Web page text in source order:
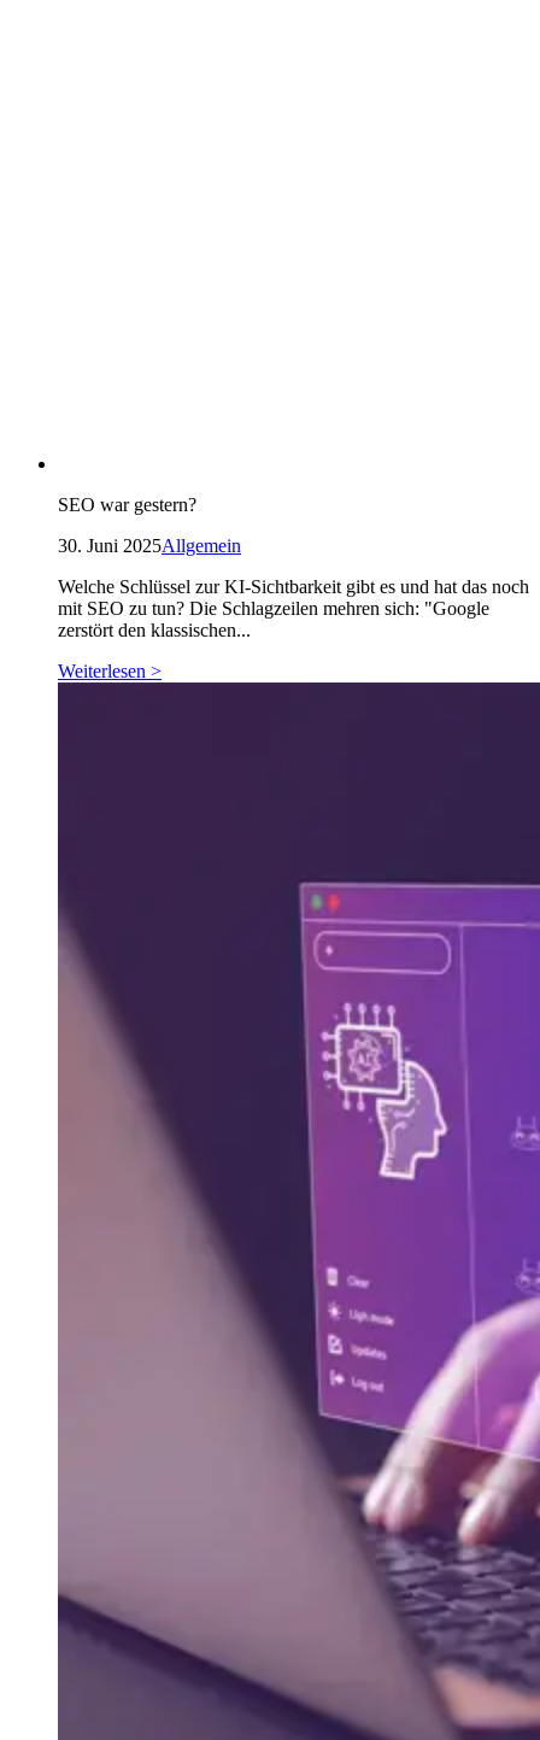
SEO war gestern?
30. Juni 2025Allgemein
Welche Schlüssel zur KI-Sichtbarkeit gibt es und hat das noch
mit SEO zu tun? Die Schlagzeilen mehren sich: "Google
zerstört den klassischen...
Weiterlesen >